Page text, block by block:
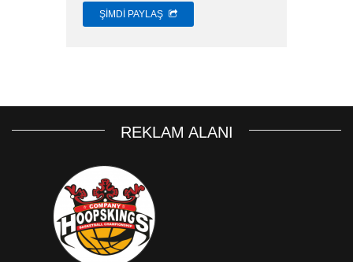
ŞIMDI PAYLAŞ
REKLAM ALANI